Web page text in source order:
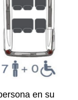
en su